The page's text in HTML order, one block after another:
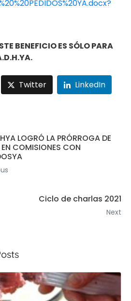
BENEFICIO ES SÓLO PARA
Twitter LinkedIn
LOGRÓ LA PRÓRROGA DE
EN COMISIONES CON
Ciclo de charlas 2021
Next